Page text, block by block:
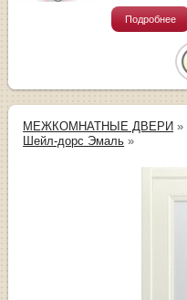
Подробнее
МЕЖКОМНАТНЫЕ ДВЕРИ »
Шейл-дорс Эмаль »